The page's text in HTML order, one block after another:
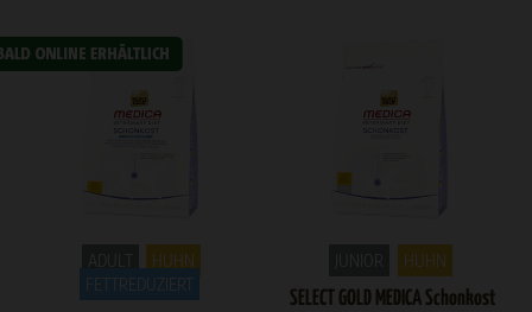
HUHN
HUHN
SELECT GOLD MEDICA Schonkost